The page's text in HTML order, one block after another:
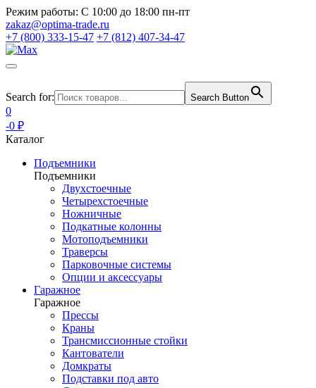
Режим работы: С 10:00 до 18:00 пн-пт
zakaz@optima-trade.ru
+7 (800) 333-15-47 +7 (812) 407-34-47
Search for: Search Button
0
-0 ₽
Каталог
Подъемники
Подъемники
Двухстоечные
Четырехстоечные
Ножничные
Подкатные колонны
Мотоподъемники
Траверсы
Парковочные системы
Опции и аксессуары
Гаражное
Гаражное
Прессы
Краны
Трансмиссионные стойки
Кантователи
Домкраты
Подставки под авто